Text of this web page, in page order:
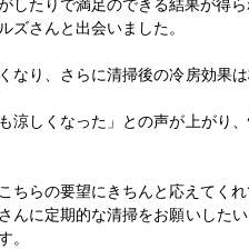
したりで満足のできる結果が得ら
ズさんと出会いました。
なり、さらに清掃後の冷房効果
涼しくなった」との声が上がり
ちらの要望にきちんと応えてくれ
んに定期的な清掃をお願いした
。